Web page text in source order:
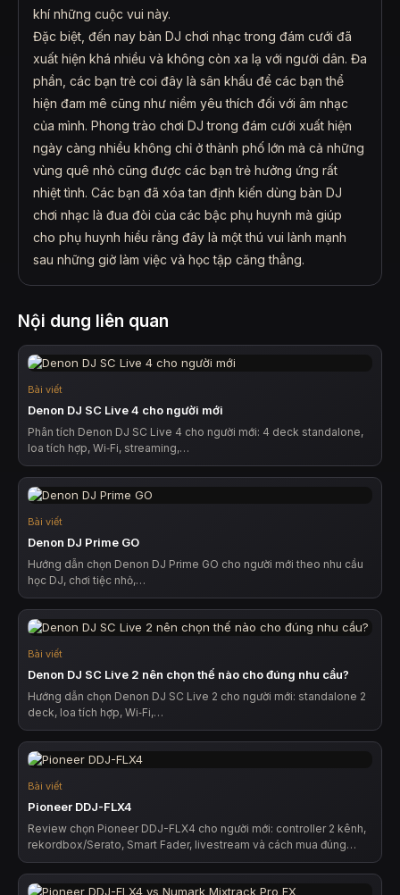
khí những cuộc vui này.
Đặc biệt, đến nay bàn DJ chơi nhạc trong đám cưới đã
xuất hiện khá nhiều và không còn xa lạ với người dân. Đa
phần, các bạn trẻ coi đây là sân khấu để các bạn thể
hiện đam mê cũng như niềm yêu thích đối với âm nhạc
của mình. Phong trào chơi DJ trong đám cưới xuất hiện
ngày càng nhiều không chỉ ở thành phố lớn mà cả những
vùng quê nhỏ cũng được các bạn trẻ hưởng ứng rất
nhiệt tình. Các bạn đã xóa tan định kiến dùng bàn DJ
chơi nhạc là đua đòi của các bậc phụ huynh mà giúp
cho phụ huynh hiểu rằng đây là một thú vui lành mạnh
sau những giờ làm việc và học tập căng thẳng.
Nội dung liên quan
Bài viết
Denon DJ SC Live 4 cho người mới
Phân tích Denon DJ SC Live 4 cho người mới: 4 deck standalone,
loa tích hợp, Wi‑Fi, streaming,…
Bài viết
Denon DJ Prime GO
Hướng dẫn chọn Denon DJ Prime GO cho người mới theo nhu cầu
học DJ, chơi tiệc nhỏ,…
Bài viết
Denon DJ SC Live 2 nên chọn thế nào cho đúng nhu cầu?
Hướng dẫn chọn Denon DJ SC Live 2 cho người mới: standalone 2
deck, loa tích hợp, Wi‑Fi,…
Bài viết
Pioneer DDJ-FLX4
Review chọn Pioneer DDJ-FLX4 cho người mới: controller 2 kênh,
rekordbox/Serato, Smart Fader, livestream và cách mua đúng…